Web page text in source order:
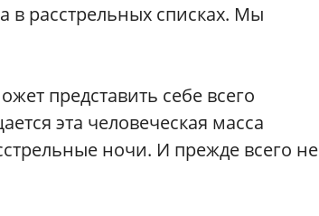
в расстрельных списках. Мы
представить себе всего
эта человеческая масса
ночи. И прежде всего не